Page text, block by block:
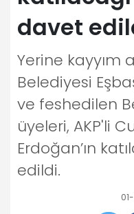
davet
Yerine kayyım
Belediyesi
ve feshedilen
üyeleri, AKP'li
Erdoğan’ın
edildi.